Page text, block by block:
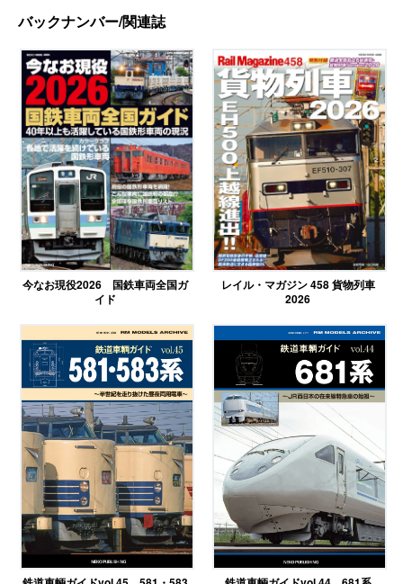
バックナンバー/関連誌
今なお現役2026 国鉄車両全国ガ
イド
レイル・マガジン 458 貨物列車
2026